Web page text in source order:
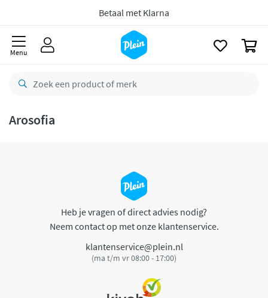
Betaal met Klarna
Menu
Arosofia
Heb je vragen of direct advies nodig?
Neem contact op met onze klantenservice.
klantenservice@plein.nl
(ma t/m vr 08:00 - 17:00)